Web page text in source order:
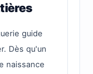
guide
Dès qu'un
naissance